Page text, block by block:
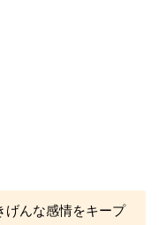
げんな感情をキープ